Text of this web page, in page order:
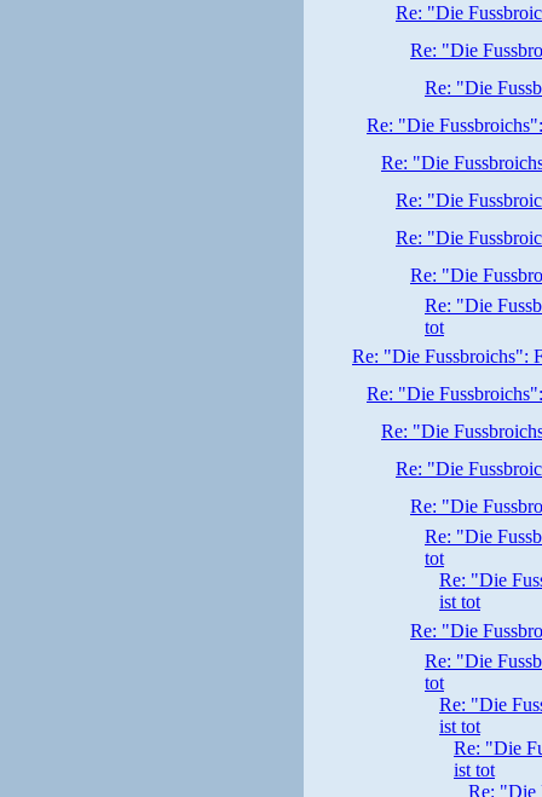
Re: "Die
Re: "Die
Re: "Die
Re: "Die
Re: "Die
Re: "Die
Re: "Die
Re: "Die
Re: "Die
tot
Re: "Die Fussbroichs":
Re: "Die
Re: "Die
Re: "Die
Re: "Die
Re: "Die
tot
Re: "Die
ist tot
Re: "Die
Re: "Die
tot
Re: "Die
ist tot
Re: "Die
ist tot
Re: "Die